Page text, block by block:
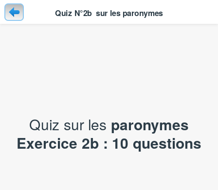
Quiz sur les paronymes
Exercice 2b : 10 questions
Quiz N°2b  sur les paronymes